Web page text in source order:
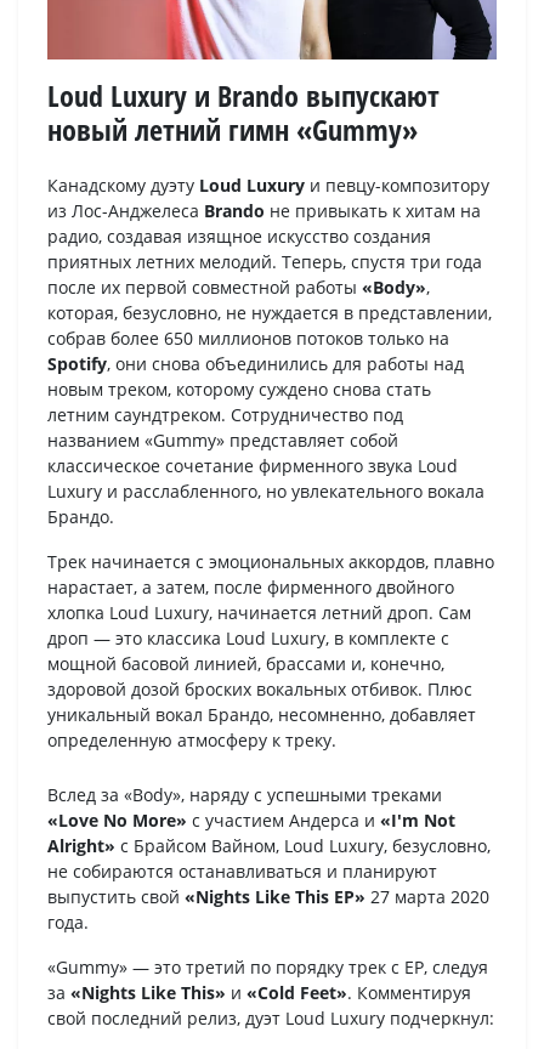
Loud Luxury и Brando выпускают
новый летний гимн «Gummy»
Канадскому дуэту Loud Luxury и певцу-композитору
из Лос-Анджелеса Brando не привыкать к хитам на
радио, создавая изящное искусство создания
приятных летних мелодий. Теперь, спустя три года
после их первой совместной работы «Body»,
которая, безусловно, не нуждается в представлении,
собрав более 650 миллионов потоков только на
Spotify, они снова объединились для работы над
новым треком, которому суждено снова стать
летним саундтреком. Сотрудничество под
названием «Gummy» представляет собой
классическое сочетание фирменного звука Loud
Luxury и расслабленного, но увлекательного вокала
Брандо.
Трек начинается с эмоциональных аккордов, плавно
нарастает, а затем, после фирменного двойного
хлопка Loud Luxury, начинается летний дроп. Сам
дроп — это классика Loud Luxury, в комплекте с
мощной басовой линией, брассами и, конечно,
здоровой дозой броских вокальных отбивок. Плюс
уникальный вокал Брандо, несомненно, добавляет
определенную атмосферу к треку.
Вслед за «Body», наряду с успешными треками
«Love No More» с участием Андерса и «I'm Not
Alright» с Брайсом Вайном, Loud Luxury, безусловно,
не собираются останавливаться и планируют
выпустить свой «Nights Like This EP» 27 марта 2020
года.
«Gummy» — это третий по порядку трек с EP, следуя
за «Nights Like This» и «Cold Feet». Комментируя
свой последний релиз, дуэт Loud Luxury подчеркнул: